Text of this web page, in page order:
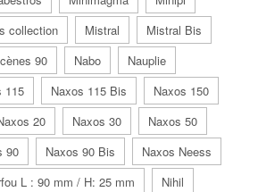
collection Mistral
Mistral Bis
90 Nabo
Nauplie
115 Naxos 115 Bis
Naxos 150
20 Naxos 30
Naxos 50
90 Naxos 90 Bis
Naxos Neess
L : 90 mm / H: 25 mm
Nihil